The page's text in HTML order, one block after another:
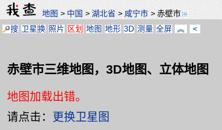
地图 > 中国 >湖北省 > 咸宁市 >赤壁市
搜 卫星换 照片 区划 地图 地形 3D 测量 全屏 ︽ <
赤壁市三维地图，3D地图、立体地图
地图加载出错。
请点击： 更换卫星图